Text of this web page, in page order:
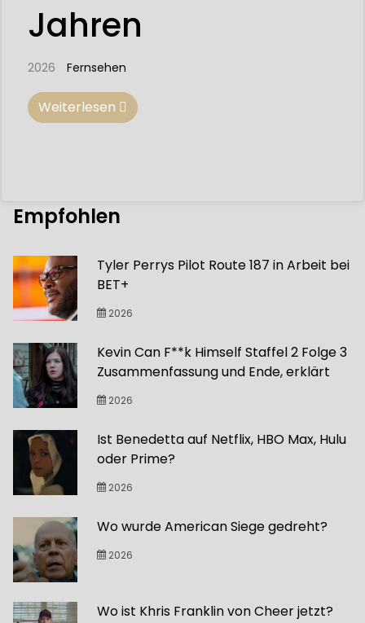
Jahren
2026 Fernsehen
Weiterlesen
Empfohlen
Tyler Perrys Pilot Route 187 in Arbeit bei
BET+
2026
Kevin Can F**k Himself Staffel 2 Folge 3
Zusammenfassung und Ende, erklärt
2026
Ist Benedetta auf Netflix, HBO Max, Hulu
oder Prime?
2026
Wo wurde American Siege gedreht?
2026
Wo ist Khris Franklin von Cheer jetzt?